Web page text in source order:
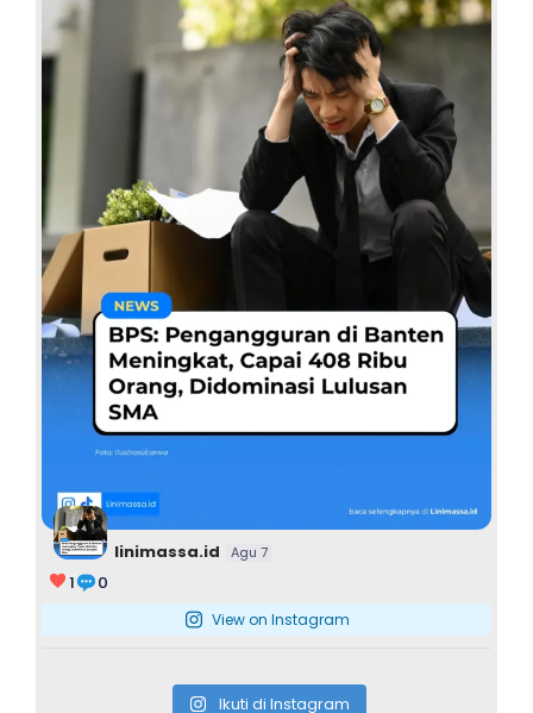
linimassa.id Agu 7
1 0
View on Instagram
Ikuti di Instagram